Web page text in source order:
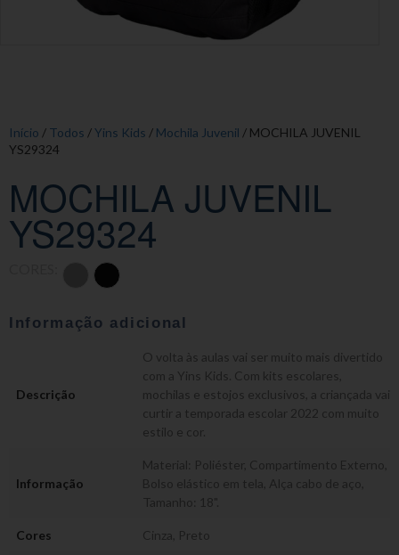
Início / Todos /Yins Kids / Mochila Juvenil / MOCHILA JUVENIL
YS29324
MOCHILA JUVENIL
YS29324
Informação adicional
Descrição
O volta às aulas vai ser muito mais divertido
com a Yins Kids. Com kits escolares,
mochilas e estojos exclusivos, a criançada vai
curtir a temporada escolar 2022 com muito
estilo e cor.
Informação
Material: Poliéster, Compartimento Externo,
Bolso elástico em tela, Alça cabo de aço,
Tamanho: 18".
Cores Cinza Preto